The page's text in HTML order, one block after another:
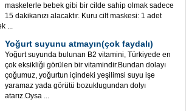
maskelerle bebek gibi bir cilde sahip olmak sadece
15 dakikanızı alacaktır. Kuru cilt maskesi: 1 adet
...
Yoğurt suyunu atmayın(çok faydalı)
Yoğurt suyunda bulunan B2 vitamini, Türkiyede en
çok eksikliği görülen bir vitamindir.Bundan dolayı
çoğumuz, yoğurtun içindeki yeşilimsi suyu işe
yaramaz yada görütü bozuklugundan dolyı
atarız.Oysa ...